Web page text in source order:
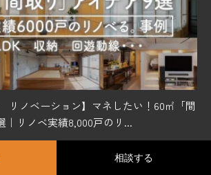
リノベーション】マネしたい！60㎡「間
｜リノベ実績8,000戸のリ...